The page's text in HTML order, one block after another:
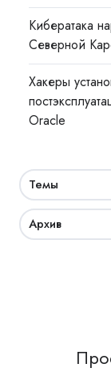
Кибератака
Северной
Хакеры
Oracle
Темы
Архив